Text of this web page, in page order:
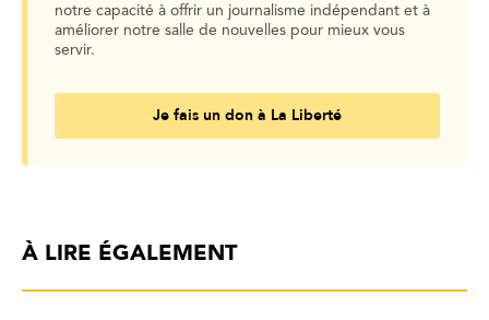
notre capacité à offrir un journalisme indépendant et à
améliorer notre salle de nouvelles pour mieux vous
servir.
Je fais un don à La Liberté
À LIRE ÉGALEMENT